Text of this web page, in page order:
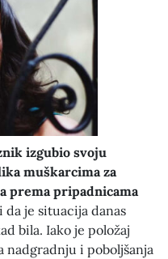
izgubio svoju
muškarcima za
prema pripadnicama
je situacija danas
bila. Iako je položaj
nadgradnju i poboljšanja